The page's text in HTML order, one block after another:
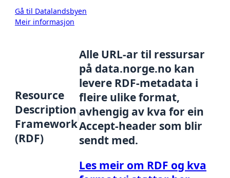
Gå til Datalandsbyen
Meir informasjon
Resource
Description
Framework
(RDF)
Alle URL-ar til ressursar
på data.norge.no kan
levere RDF-metadata i
fleire ulike format,
avhengig av kva for ein
Accept-header som blir
sendt med.
Les meir om RDF og kva